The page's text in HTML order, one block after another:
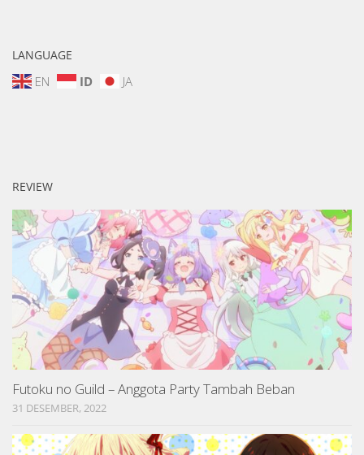
LANGUAGE
EN ID JA
REVIEW
Futoku no Guild – Anggota Party Tambah Beban
31 DESEMBER, 2022